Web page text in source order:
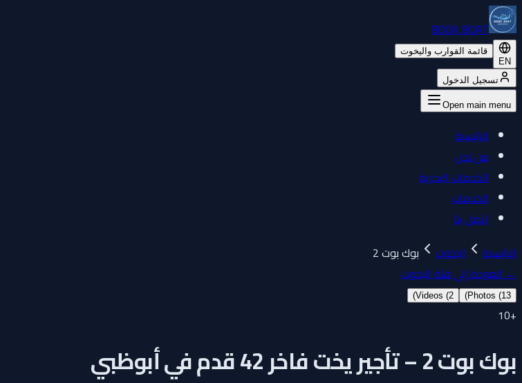
BOOK BOAT
EN
قائمة القوارب واليخوت
تسجيل الدخول
Open main menu
الرئيسية
من نحن
الخدمات البحرية
الخدمات
اتصل بنا
الرئيسية
اليخوت
بوك بوت 2
←العودة إلى فئة اليخوت
Photos (13
)
Videos (2
)
+
10
بوك بوت 2 – تأجير يخت فاخر 42 قدم في أبوظبي